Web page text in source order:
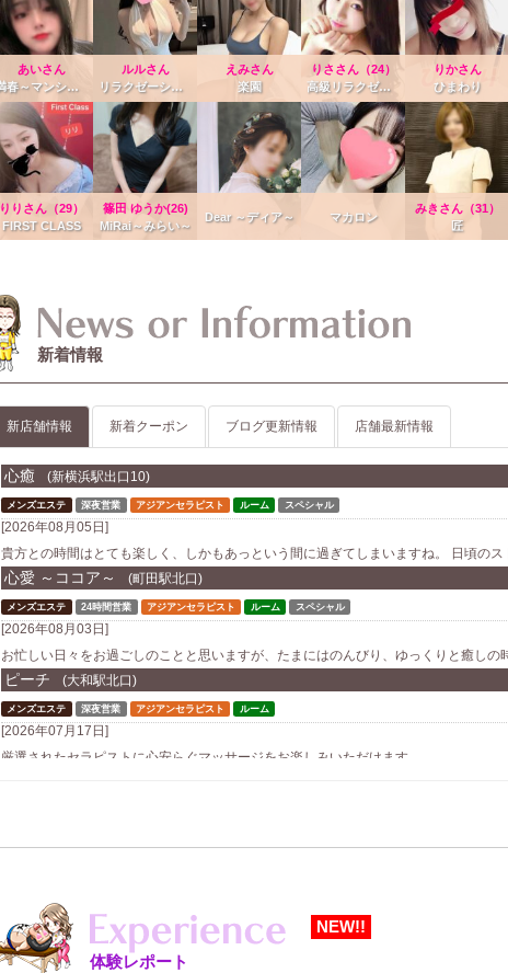
あいさん
満春～マンシュン～
ルルさん
リラクゼーション 愛
えみさん
楽園
りささん（24）
高級リラクゼーションDear 横浜関内
りかさん
ひまわり
りりさん（29）
FIRST CLASS
篠田 ゆうか(26)
MiRai～みらい～
Dear ～ディア～ マカロン
みきさん（31）
匠
新着情報
新店舗情報 新着クーポン ブログ更新情報 店舗最新情報
心癒 (新横浜駅出口10)
メンズエステ 深夜営業 アジアンセラピスト ルーム スペシャル
[2026年08月05日]
貴方との時間はとても楽しく、しかもあっという間に過ぎてしまいますね。 日頃の
心愛 ～ココア～ (町田駅北口)
メンズエステ 24時間営業 アジアンセラピスト ルーム スペシャル
[2026年08月03日]
お忙しい日々をお過ごしのことと思いますが、たまにはのんびり、ゆっくりと癒し
ピーチ (大和駅北口)
メンズエステ 深夜営業 アジアンセラピスト ルーム
[2026年07月17日]
厳選されたセラピストに心安らぐマッサージをお楽しみいただけます。
男女OK 日本人セラピスト
[2026年07月16日]
まどろみながらロミロミを受けて頂きたいという思いから、まどろみという店名にさ
NEW!!
体験レポート